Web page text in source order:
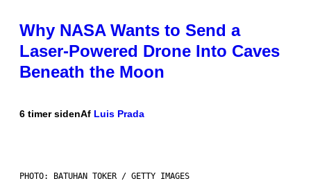
Why NASA Wants to Send a
Laser-Powered Drone Into Caves
Beneath the Moon
6 timer sidenAf Luis Prada
PHOTO: BATUHAN TOKER / GETTY IMAGES